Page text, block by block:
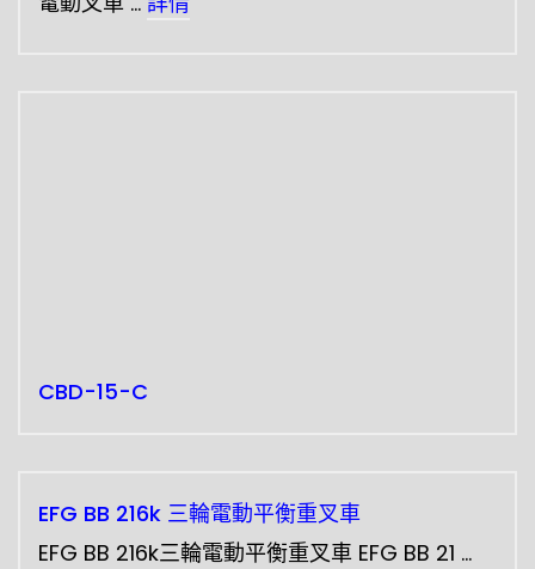
CBD-15-C
EFG BB 216k 三輪電動平衡重叉車
EFG BB 216k三輪電動平衡重叉車 EFG BB 21 …